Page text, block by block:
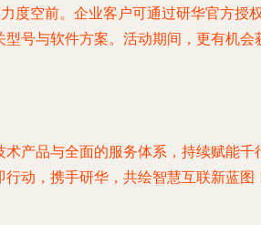
度空前。企业客户可通过研华官方
号与软件方案。活动期间，更有机
产品与全面的服务体系，持续赋能
动，携手研华，共绘智慧互联新蓝图